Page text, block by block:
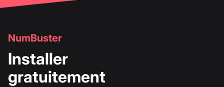
NumBuster
Installer
gratuitement